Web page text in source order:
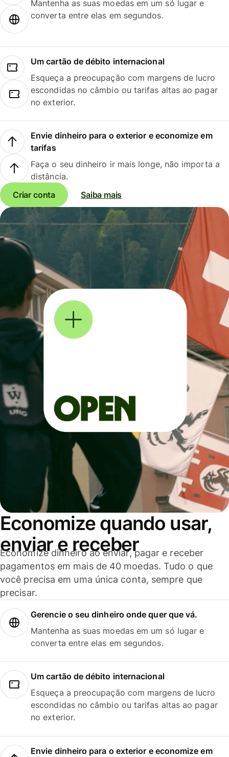
Mantenha as suas moedas em um só lugar e
converta entre elas em segundos.
Um cartão de débito internacional
Esqueça a preocupação com margens de lucro
escondidas no câmbio ou tarifas altas ao pagar
no exterior.
Envie dinheiro para o exterior e economize em
tarifas
Faça o seu dinheiro ir mais longe, não importa a
distância.
Criar conta
Saiba mais
Economize quando usar,
enviar e receber
Economize dinheiro ao enviar, pagar e receber
pagamentos em mais de 40 moedas. Tudo o que
você precisa em uma única conta, sempre que
precisar.
Gerencie o seu dinheiro onde quer que vá.
Mantenha as suas moedas em um só lugar e
converta entre elas em segundos.
Um cartão de débito internacional
Esqueça a preocupação com margens de lucro
escondidas no câmbio ou tarifas altas ao pagar
no exterior.
Envie dinheiro para o exterior e economize em